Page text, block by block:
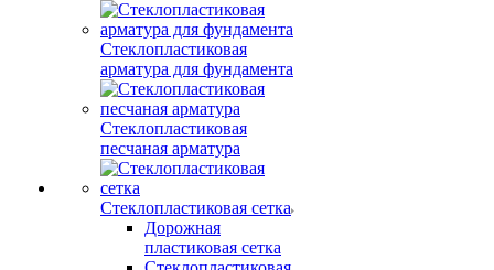
Стеклопластиковая
арматура для фундамента
Стеклопластиковая
песчаная арматура
Стеклопластиковая сетка
Дорожная
пластиковая сетка